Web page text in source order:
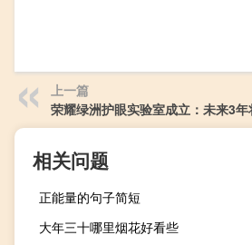
上一篇
荣耀绿洲护眼实验室成立：未来3
相关问题
正能量的句子简短
大年三十哪里烟花好看些